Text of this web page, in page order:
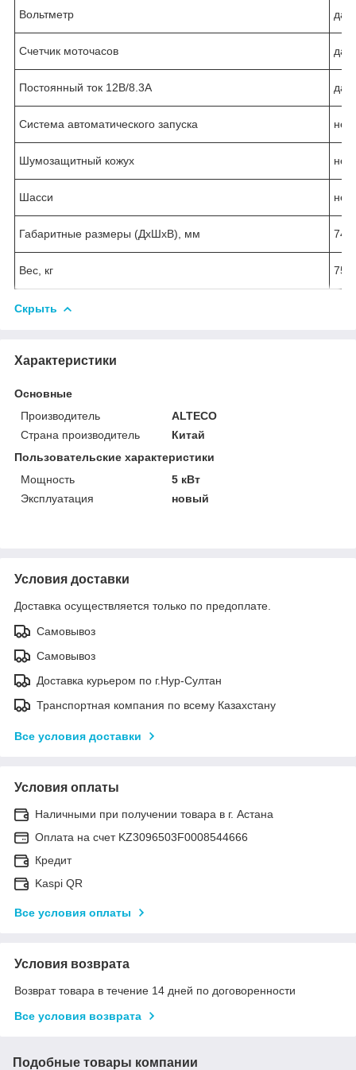
Вольтметр да
Счетчик моточасов да
Постоянный ток 12В/8.3А да
Система автоматического запуска нет
Шумозащитный кожух нет
Шасси нет
Габаритные размеры (ДхШхВ), мм
Вес, кг 75
Скрыть
Характеристики
Основные
Производитель
ALTECO
Страна производитель
Китай
Пользовательские характеристики
Мощность
5 кВт
Эксплуатация
новый
Условия доставки
Доставка осуществляется только по предоплате.
Самовывоз
Самовывоз
Доставка курьером по г.Нур-Султан
Транспортная компания по всему Казахстану
Все условия доставки
Условия оплаты
Наличными при получении товара в г. Астана
Оплата на счет KZ3096503F0008544666
Кредит
Kaspi QR
Все условия оплаты
Условия возврата
Возврат товара в течение 14 дней по договоренности
Все условия возврата
Подобные товары компании